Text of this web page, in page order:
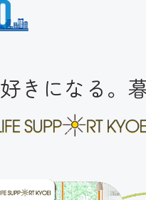
きになる。